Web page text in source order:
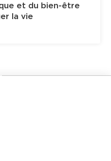
et du bien-être
la vie